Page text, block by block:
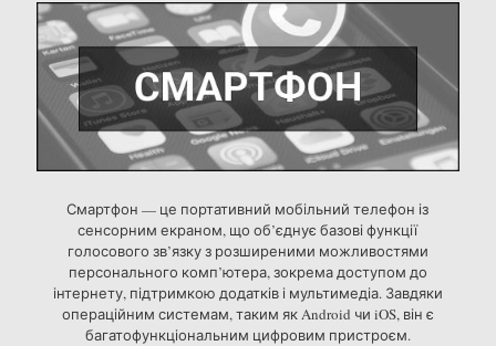
Смартфон — це портативний мобільний телефон із
сенсорним екраном, що об’єднує базові функції
голосового зв’язку з розширеними можливостями
персонального комп’ютера, зокрема доступом до
інтернету, підтримкою додатків і мультимедіа. Завдяки
операційним системам, таким як Android чи iOS, він є
багатофункціональним цифровим пристроєм.